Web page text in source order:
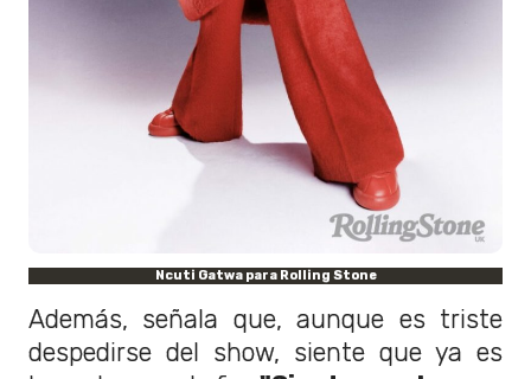
Ncuti Gatwa para Rolling Stone
Además, señala que, aunque es triste
despedirse del show, siente que ya es